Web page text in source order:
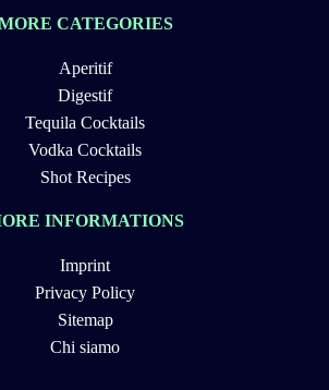
CATEGORIES
Aperitif
Digestif
Tequila Cocktails
Vodka Cocktails
Shot Recipes
INFORMATIONS
Imprint
Privacy Policy
Sitemap
Chi siamo